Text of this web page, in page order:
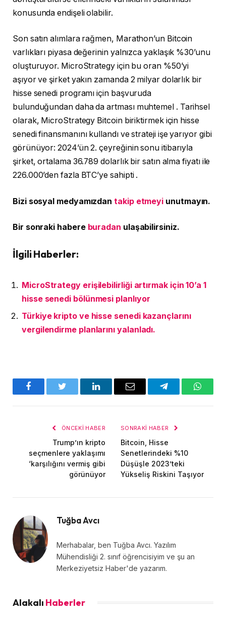
konusunda endişeli olabilir.
Son satın alımlara rağmen, Marathon’un Bitcoin
varlıkları piyasa değerinin yalnızca yaklaşık %30’unu
oluşturuyor. MicroStrategy için bu oran %50’yi
aşıyor ve şirket yakın zamanda 2 milyar dolarlık bir
hisse senedi programı için başvuruda
bulunduğundandaha da artması muhtemel . Tarihsel
olarak, MicroStrategy Bitcoin biriktirmek için hisse
senedi finansmanını kullandı ve strateji işe yarıyor gibi
görünüyor: 2024’ün 2. çeyreğinin sonu itibarıyla
şirket, ortalama 36.789 dolarlık bir satın alma fiyatı ile
226.000’den fazla BTC’yesahipti .
Bizi sosyal medyamızdantakip etmeyi unutmayın.
Bir sonraki habere buradan ulaşabilirsiniz.
İlgili Haberler:
MicroStrategy erişilebilirliği artırmak için 10’a 1
hisse senedi bölünmesi planlıyor
Türkiye kripto ve hisse senedi kazançlarını
vergilendirme planlarını yalanladı.
FacebookTwitter LinkedInE-
Telegram
ÖNCEKI HABER
Trump’ın kripto
seçmenlere yaklaşımı
‘karşılığını vermiş gibi
görünüyor
SONRAKI HABER
Bitcoin, Hisse
Senetlerindeki %10
Düşüşle 2023’teki
Yükseliş Riskini Taşıyor
Tuğba Avcı
Merhabalar, ben Tuğba Avcı. Yazılım
Mühendisliği 2. sınıf öğrencisiyim ve şu an
Merkeziyetsiz Haber'de yazarım.
Alakalı Haberler